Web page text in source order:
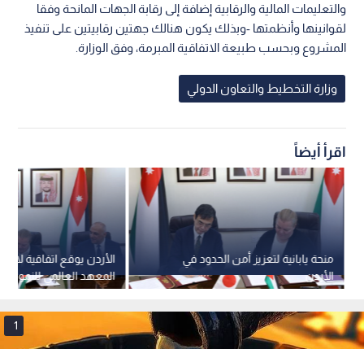
والتعليمات المالية والرقابية إضافة إلى رقابة الجهات المانحة وفقا
لقوانينها وأنظمتها -وبذلك يكون هنالك جهتين رقابيتين على تنفيذ
المشروع وبحسب طبيعة الاتفاقية المبرمة، وفق الوزارة.
وزارة التخطيط والتعاون الدولي
اقرأ أيضاً
الأردن يوقع اتفاقية
المعهد العالمي للنمو
منحة يابانية لتعزيز أمن الحدود في
الأردن
1